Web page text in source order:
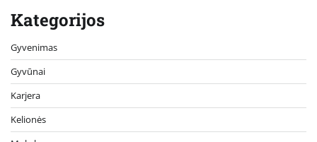
Kategorijos
Gyvenimas
Gyvūnai
Karjera
Kelionės